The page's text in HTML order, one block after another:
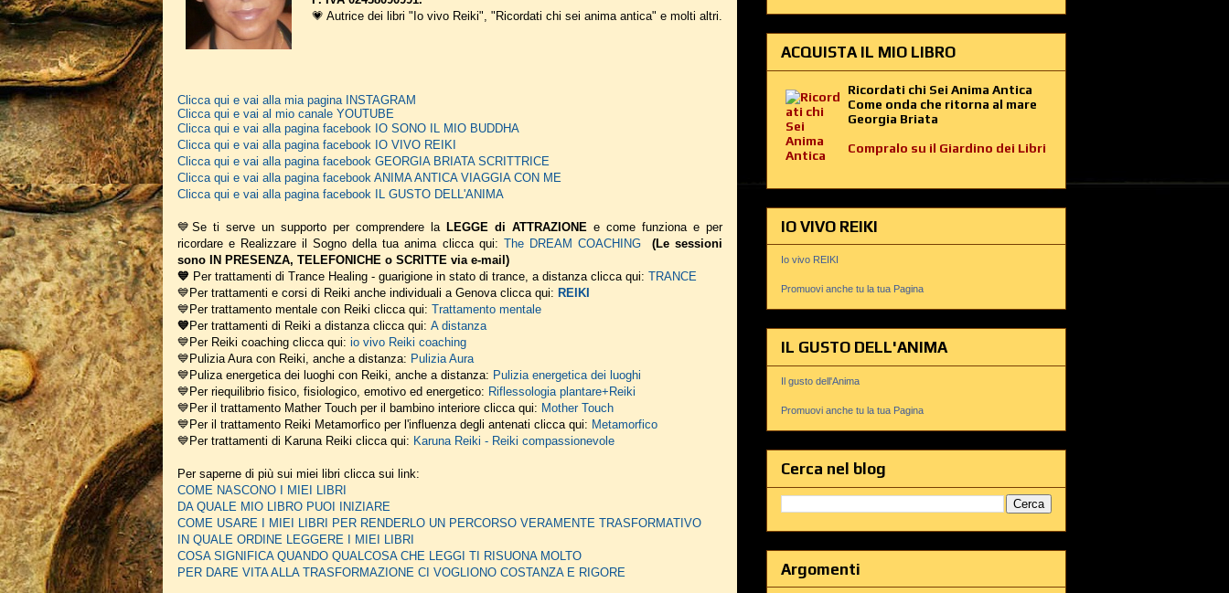
💗 Autrice dei libri "Io vivo Reiki", "Ricordati chi sei anima antica" e molti altri.
Clicca qui e vai alla mia pagina INSTAGRAM
Clicca qui e vai al mio canale YOUTUBE
Clicca qui e vai alla pagina facebook IO SONO IL MIO BUDDHA
Clicca qui e vai alla pagina facebook IO VIVO REIKI
Clicca qui e vai alla pagina facebook GEORGIA BRIATA SCRITTRICE
Clicca qui e vai alla pagina facebook ANIMA ANTICA VIAGGIA CON ME
Clicca qui e vai alla pagina facebook IL GUSTO DELL'ANIMA
💙Se ti serve un supporto per comprendere laLEGGE di ATTRAZIONE e come funziona e per
ricordare e Realizzare il Sogno della tua anima clicca qui: The DREAM COACHING
(Le sessioni
sono IN PRESENZA, TELEFONICHE o SCRITTE via e-mail)
💙 Per trattamenti di Trance Healing - guarigione in stato di trance, a distanza clicca qui: TRANCE
💙Per trattamenti e corsi di Reiki anche individuali a Genova clicca qui: REIKI
💙Per trattamento mentale con Reiki clicca qui: Trattamento mentale
💙 Per trattamenti di Reiki a distanza clicca qui: A distanza
💙Per Reiki coaching clicca qui: io vivo Reiki coaching
💙Pulizia Aura con Reiki, anche a distanza: Pulizia Aura
💙Puliza energetica dei luoghi con Reiki, anche a distanza: Pulizia energetica dei luoghi
💙Per riequilibrio fisico, fisiologico, emotivo ed energetico: Riflessologia plantare+Reiki
💙Per il trattamento Mather Touch per il bambino interiore clicca qui: Mother Touch
💙Per il trattamento Reiki Metamorfico per l'influenza degli antenati clicca qui: Metamorfico
💙Per trattamenti di Karuna Reiki clicca qui: Karuna Reiki - Reiki compassionevole
Per saperne di più sui miei libri clicca sui link:
COME NASCONO I MIEI LIBRI
DA QUALE MIO LIBRO PUOI INIZIARE
COME USARE I MIEI LIBRI PER RENDERLO UN PERCORSO VERAMENTE TRASFORMATIVO
IN QUALE ORDINE LEGGERE I MIEI LIBRI
COSA SIGNIFICA QUANDO QUALCOSA CHE LEGGI TI RISUONA MOLTO
PER DARE VITA ALLA TRASFORMAZIONE CI VOGLIONO COSTANZA E RIGORE
ACQUISTA IL MIO LIBRO
Ricordati chi Sei Anima Antica
Come onda che ritorna al mare
Georgia Briata
Compralo su il Giardino dei Libri
IO VIVO REIKI
Io vivo REIKI
Promuovi anche tu la tua Pagina
IL GUSTO DELL'ANIMA
Il gusto dell'Anima
Promuovi anche tu la tua Pagina
Cerca nel blog
Argomenti